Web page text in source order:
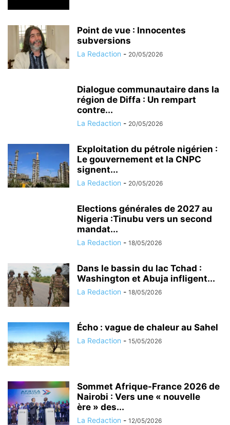
Point de vue : Innocentes
subversions
La Redaction - 20/05/2026
Dialogue communautaire dans la
région de Diffa : Un rempart
contre...
La Redaction - 20/05/2026
Exploitation du pétrole nigérien :
Le gouvernement et la CNPC
signent...
La Redaction - 20/05/2026
Elections générales de 2027 au
Nigeria :Tinubu vers un second
mandat...
La Redaction - 18/05/2026
Dans le bassin du lac Tchad :
Washington et Abuja infligent...
La Redaction - 18/05/2026
Écho : vague de chaleur au Sahel
La Redaction - 15/05/2026
Sommet Afrique-France 2026 de
Nairobi : Vers une « nouvelle
ère » des...
La Redaction - 12/05/2026